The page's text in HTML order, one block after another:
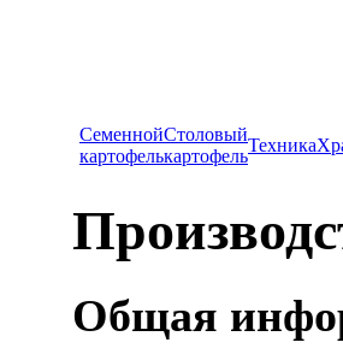
Cеменной
картофель
Столовый
картофель
Техника
Общая